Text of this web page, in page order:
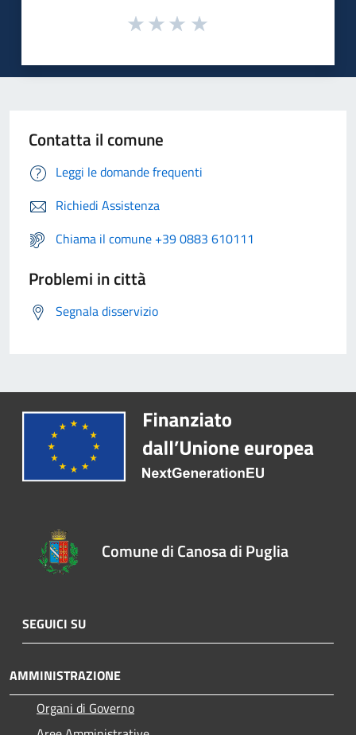
Contatta il comune
Leggi le domande frequenti
Richiedi Assistenza
Chiama il comune +39 0883 610111
Problemi in città
Segnala disservizio
Comune di Canosa di Puglia
SEGUICI SU
AMMINISTRAZIONE
Organi di Governo